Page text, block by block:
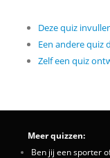
Deze quiz
Een andere quiz
Zelf een quiz
Meer quizzen:
Ben jij een sporter